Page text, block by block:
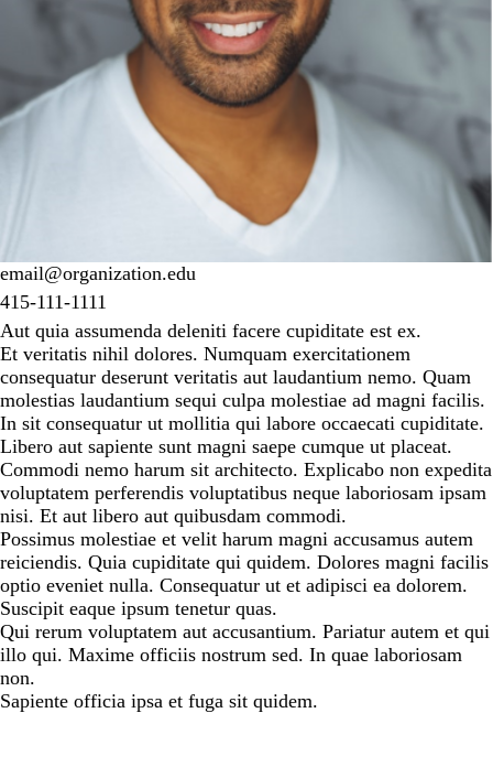
email@organization.edu
415-111-1111
Aut quia assumenda deleniti facere cupiditate est ex.
Et veritatis nihil dolores. Numquam exercitationem
consequatur deserunt veritatis aut laudantium nemo. Quam
molestias laudantium sequi culpa molestiae ad magni facilis.
In sit consequatur ut mollitia qui labore occaecati cupiditate.
Libero aut sapiente sunt magni saepe cumque ut placeat.
Commodi nemo harum sit architecto. Explicabo non expedita
voluptatem perferendis voluptatibus neque laboriosam ipsam
nisi. Et aut libero aut quibusdam commodi.
Possimus molestiae et velit harum magni accusamus autem
reiciendis. Quia cupiditate qui quidem. Dolores magni facilis
optio eveniet nulla. Consequatur ut et adipisci ea dolorem.
Suscipit eaque ipsum tenetur quas.
Qui rerum voluptatem aut accusantium. Pariatur autem et qui
illo qui. Maxime officiis nostrum sed. In quae laboriosam
non.
Sapiente officia ipsa et fuga sit quidem.